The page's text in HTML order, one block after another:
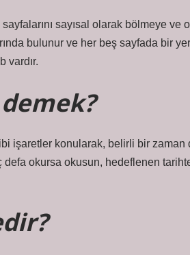
sayısal olarak bölmeye
bulunur ve her beş sayfada bir
vardır.
işaretler konularak, belirli bir zaman
okursa okusun, hedeflenen